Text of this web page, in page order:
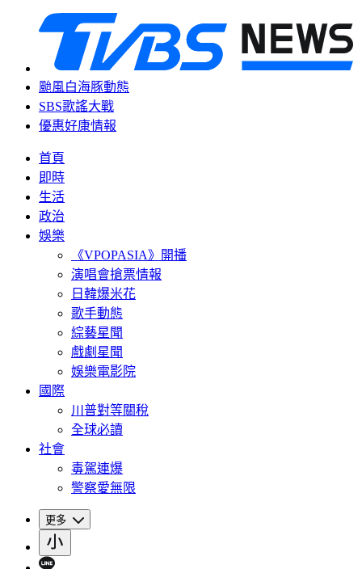
颱風白海豚動態
SBS歌謠大戰
優惠好康情報
首頁
即時
生活
政治
娛樂
《VPOPASIA》開播
演唱會搶票情報
日韓爆米花
歌手動態
綜藝星聞
戲劇星聞
娛樂電影院
國際
川普對等關稅
全球必讀
社會
毒駕連爆
警察愛無限
更多